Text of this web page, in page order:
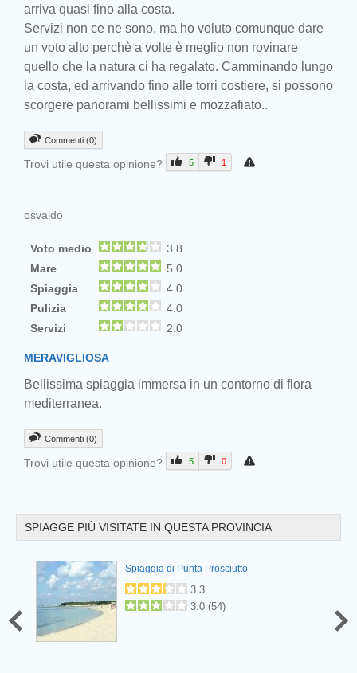
arriva quasi fino alla costa.
Servizi non ce ne sono, ma ho voluto comunque dare
un voto alto perchè a volte è meglio non rovinare
quello che la natura ci ha regalato. Camminando lungo
la costa, ed arrivando fino alle torri costiere, si possono
scorgere panorami bellissimi e mozzafiato..
Commenti (0)
Trovi utile questa opinione? 5 1
osvaldo
Voto medio
3.8
Mare
5.0
Spiaggia
4.0
Pulizia
4.0
Servizi
2.0
MERAVIGLIOSA
Bellissima spiaggia immersa in un contorno di flora
mediterranea.
Commenti (0)
Trovi utile questa opinione? 5 0
SPIAGGE PIÙ VISITATE IN QUESTA PROVINCIA
Spiaggia di Punta Prosciutto
3.3
3.0 (54)